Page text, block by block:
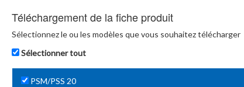
Téléchargement de la fiche produit
Sélectionnez le ou les modèles que vous souhaitez télécharger
Sélectionner tout
PSM/PSS 20